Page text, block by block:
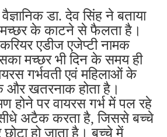
वैज्ञानिक डा. देव सिंह ने बताया
मच्छर के काटने से फैलता है।
एडीज एजेप्टी नामक
मच्छर भी दिन के समय ही
गर्भवती एवं महिलाओं के
और खतरनाक होता है।
होने पर वायरस गर्भ में पल रहे
अटैक करता है, जिससे बच्चे
हो जाता है। बच्चे में